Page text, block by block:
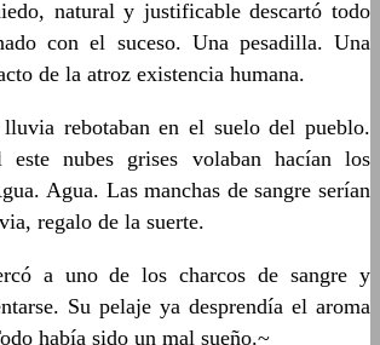
natural y justificable descartó todo
con el suceso. Una pesadilla. Una
de la atroz existencia humana.
rebotaban en el suelo del pueblo.
nubes grises volaban hacían los
Agua. Las manchas de sangre serían
regalo de la suerte.
a uno de los charcos de sangre y
Su pelaje ya desprendía el aroma
había sido un mal sueño.~